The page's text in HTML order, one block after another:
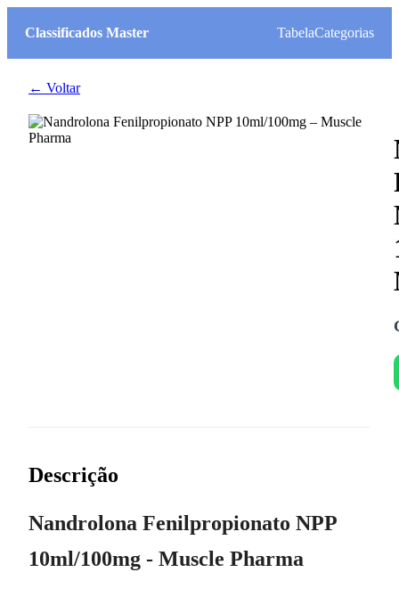
Classificados Master TabelaCategorias
← Voltar
Descrição
Nandrolona Fenilpropionato NPP
10ml/100mg - Muscle Pharma